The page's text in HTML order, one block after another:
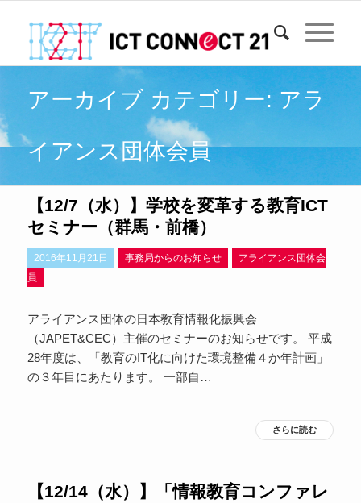
アーカイブ カテゴリー: アラ
イアンス団体会員
【12/7（水）】学校を変革する教育ICT
セミナー（群馬・前橋）
2016年11月21日 事務局からのお知らせ
アライアンス団体会
員
アライアンス団体の日本教育情報化振興会
（JAPET&CEC）主催のセミナーのお知らせです。 平成
28年度は、「教育のIT化に向けた環境整備４か年計画」
の３年目にあたります。 一部自…
さらに読む
【12/14（水）】「情報教育コンファレ